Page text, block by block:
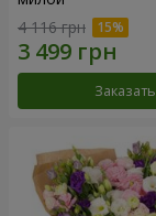
4 116 грн
Заказать